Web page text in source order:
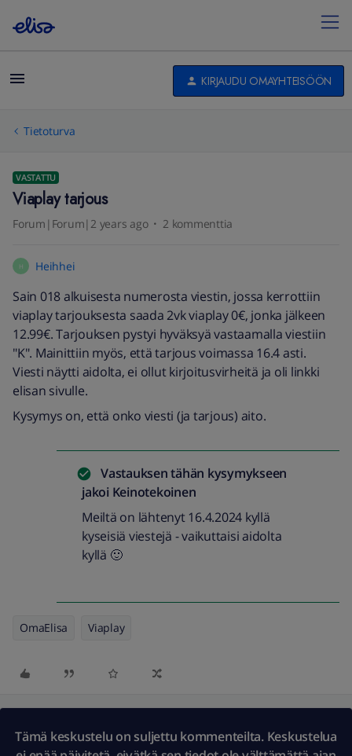
KIRJAUDU OMAYHTEISÖÖN
Tietoturva
VASTATTU
Viaplay tarjous
Forum|Forum|2 years ago 2 kommenttia
H Heihhei
Sain 018 alkuisesta numerosta viestin, jossa kerrottiin
viaplay tarjouksesta saada 2vk viaplay 0€, jonka jälkeen
12.99€. Tarjouksen pystyi hyväksyä vastaamalla viestiin
"K". Mainittiin myös, että tarjous voimassa 16.4 asti.
Viesti näytti aidolta, ei ollut kirjoitusvirheitä ja oli linkki
elisan sivulle.
Kysymys on, että onko viesti (ja tarjous) aito.
Vastauksen tähän kysymykseen
jakoi Keinotekoinen
Meiltä on lähtenyt 16.4.2024 kyllä
kyseisiä viestejä - vaikuttaisi aidolta
kyllä 🙂
OmaElisa Viaplay
Tämä keskustelu on suljettu kommenteilta. Keskustelua